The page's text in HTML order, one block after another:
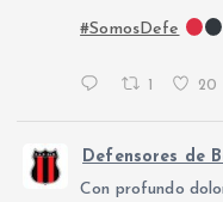
#SomosDefe
20
Defensores de
Con profundo